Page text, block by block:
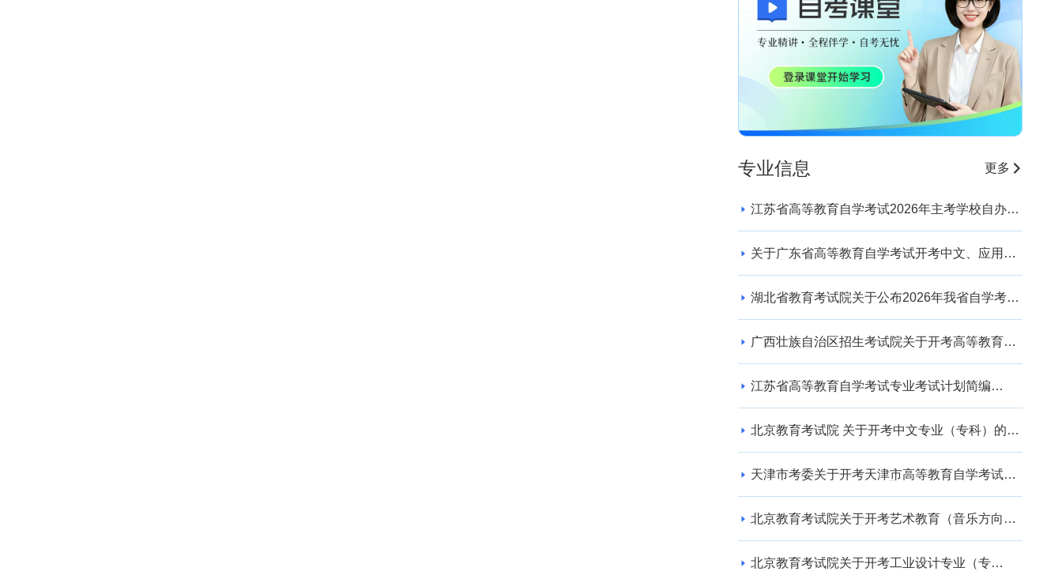
专业信息 更多
江苏省高等教育自学考试2026年主考学校自办助
关于广东省高等教育自学考试开考中文、应用英
湖北省教育考试院关于公布2026年我省自学考试
广西壮族自治区招生考试院关于开考高等教育自
江苏省高等教育自学考试专业考试计划简编
北京教育考试院 关于开考中文专业（专科）的通
天津市考委关于开考天津市高等教育自学考试电
北京教育考试院关于开考艺术教育（音乐方向）
北京教育考试院关于开考工业设计专业（专